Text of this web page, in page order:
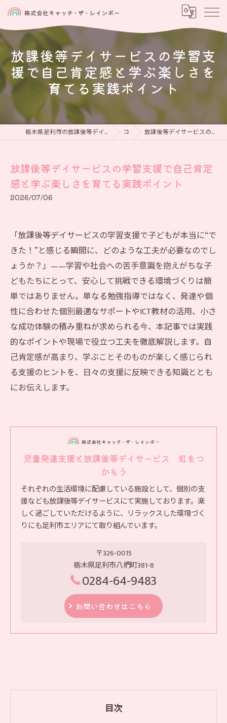
放課後等デイサービスの学習支
援で自己肯定感と学ぶ楽しさを
育てる実践ポイント
栃木県足利市の放課後等デイサービスなら児童発達支援と放課後等デイサービス 虹をつかもう コラム 放課後等デイサービスの学習支援で自己肯定感と学ぶ楽しさを育てる実践ポイント
放課後等デイサービスの学習支援で自己肯定
感と学ぶ楽しさを育てる実践ポイント
2026/07/06
「放課後等デイサービスの学習支援で子どもが本当に“で
きた！”と感じる瞬間に、どのような工夫が必要なのでし
ょうか？」——学習や社会への苦手意識を抱えがちな子
どもたちにとって、安心して挑戦できる環境づくりは簡
単ではありません。単なる勉強指導ではなく、発達や個
性に合わせた個別最適なサポートやICT教材の活用、小さ
な成功体験の積み重ねが求められる今、本記事では実践
的なポイントや現場で役立つ工夫を徹底解説します。自
己肯定感が高まり、学ぶことそのものが楽しく感じられ
る支援のヒントを、日々の支援に反映できる知識ととも
にお伝えします。
児童発達支援と放課後等デイサービス 虹をつ
かもう
それぞれの生活環境に配慮している施設として、個別の支
援なども放課後等デイサービスにて実施しております。楽
しく過ごしていただけるように、リラックスした環境づく
りにも足利市エリアにて取り組んでいます。
〒326-0015
栃木県足利市八椚町381-8
0284-64-9483
お問い合わせはこちら
目次